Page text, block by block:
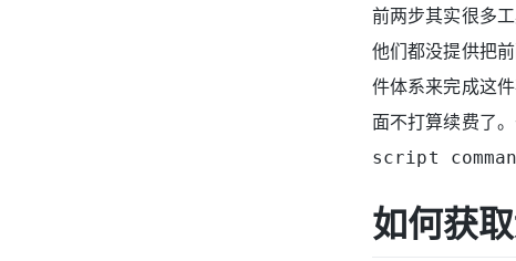
前两步其实很
他们都没提供把
件体系来完成这
面不打算续费了
script command
如何获